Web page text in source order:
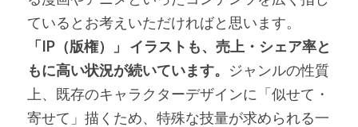
ているとお考えいただければと思います。
「IP（版権）」 イラストも、売上・シェア率と
もに高い状況が続いています。 ジャンルの性質
上、既存のキャラクターデザインに「似せて・
寄せて」描くため、特殊な技量が求められる一